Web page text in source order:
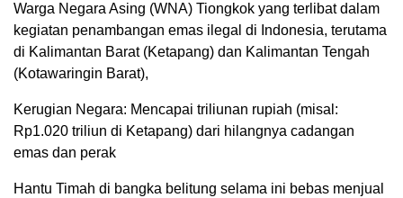
Warga Negara Asing (WNA) Tiongkok yang terlibat dalam
kegiatan penambangan emas ilegal di Indonesia, terutama
di Kalimantan Barat (Ketapang) dan Kalimantan Tengah
(Kotawaringin Barat),
Kerugian Negara: Mencapai triliunan rupiah (misal:
Rp1.020 triliun di Ketapang) dari hilangnya cadangan
emas dan perak
Hantu Timah di bangka belitung selama ini bebas menjual